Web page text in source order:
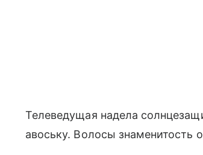
Телеведущая надела
авоську. Волосы